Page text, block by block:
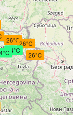
26°C
24°C
26°C
26°C